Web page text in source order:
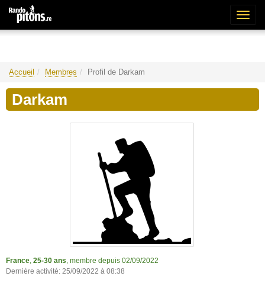
Accueil Membres Profil de Darkam
Darkam
France 25-30 ans , membre depuis 02/09/2022
Dernière activité: 25/09/2022 à 08:38